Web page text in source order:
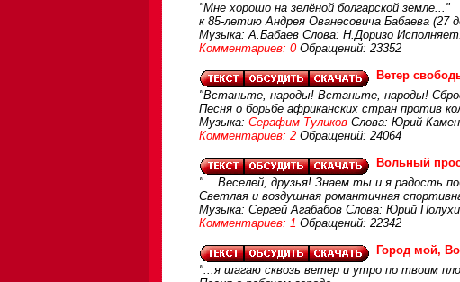
"Мне хорошо на зелёной болгарской земле..."
к 85-летию Андрея Ованесовича Бабаева (27
Музыка: А.Бабаев Слова: Н.Доризо
Комментариев: 0 Обращений: 23352
Ветер
"Встаньте, народы! Встаньте, народы!
Песня о борьбе африканских стран против
Музыка: Серафим Туликов Слова: Юрий
Комментариев: 2 Обращений: 24064
Вольный
"... Веселей, друзья! Знаем ты и я радость
Светлая и воздушная романтичная
Музыка: Сергей Агабабов Слова: Юрий
Комментариев: 1 Обращений: 22342
Город мой,
"...я шагаю сквозь ветер и утро по твоим